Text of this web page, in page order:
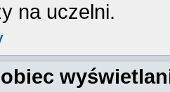
na uczelni.